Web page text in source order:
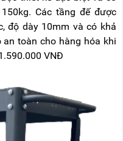
Các tầng đế được
độ dày 10mm và có khả
toàn cho hàng hóa khi
VNĐ